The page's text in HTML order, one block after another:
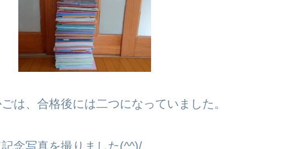
は、合格後には二つになっていました。
念写真を撮りました(^^)/